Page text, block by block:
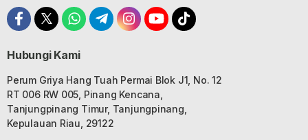
Hubungi Kami
Perum Griya Hang Tuah Permai Blok J1, No. 12
RT 006 RW 005, Pinang Kencana,
Tanjungpinang Timur, Tanjungpinang,
Kepulauan Riau, 29122